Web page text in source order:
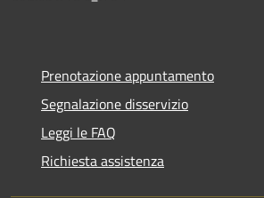
Prenotazione appuntamento
Segnalazione disservizio
Leggi le FAQ
Richiesta assistenza